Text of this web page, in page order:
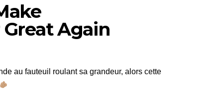
Again
au fauteuil roulant sa grandeur, alors cette